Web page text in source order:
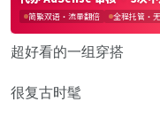
超好看的一组穿搭
很复古时髦